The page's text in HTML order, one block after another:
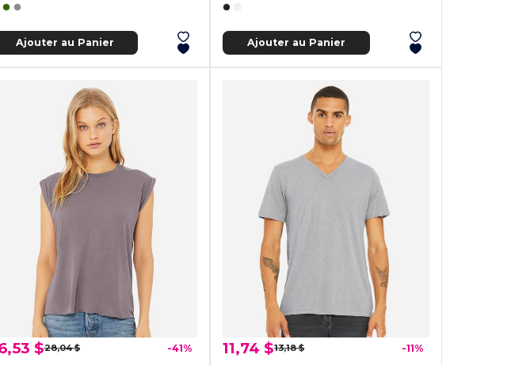
Ajouter au Panier Ajouter au Panier
$28,04 $ -41% 11,74 $13,18 $ -11%